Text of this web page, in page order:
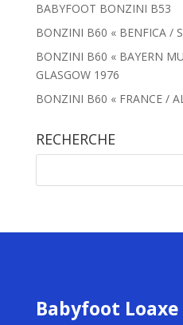
BABYFOOT BONZINI B53
BONZINI B60 « BENFICA /
BONZINI B60 « BAYERN
GLASGOW 1976
BONZINI B60 « FRANCE /
RECHERCHE
Babyfoot Loaxe